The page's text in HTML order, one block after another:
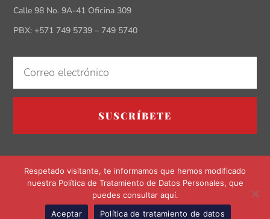
Calle 98 No. 9A-41 Oficina 309
PBX: +571 749 5739 – 749 5740
SUSCRÍBETE
Respetado visitante, te informamos que hemos modificado
nuestra Política de Tratamiento de Datos Personales, que
puedes consultar aquí.
Aceptar
Política de tratamiento de datos